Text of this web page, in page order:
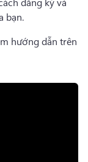
bạn.
hướng dẫn trên